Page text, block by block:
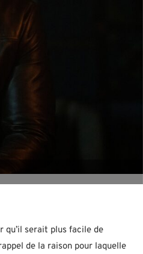
qu’il serait plus facile de
de la raison pour laquelle